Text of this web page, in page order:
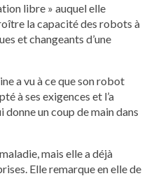
libre » auquel elle
la capacité des robots à
et changeants d’une
a vu à ce que son robot
à ses exigences et l’a
un coup de main dans
mais elle a déjà
Elle remarque en elle de